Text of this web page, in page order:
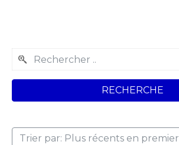
RECHERCHE
Trier par: Plus récents en premier